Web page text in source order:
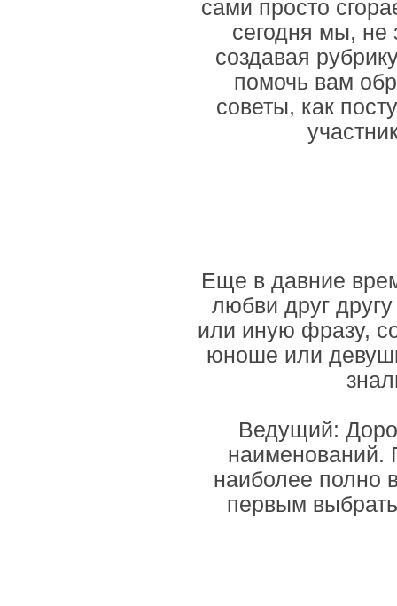
сами просто
сегодня мы,
создавая
помочь вам
советы, как
Еще в давние
любви друг
или иную фразу,
юноше или
Ведущий:
наименований.
наиболее полно
первым